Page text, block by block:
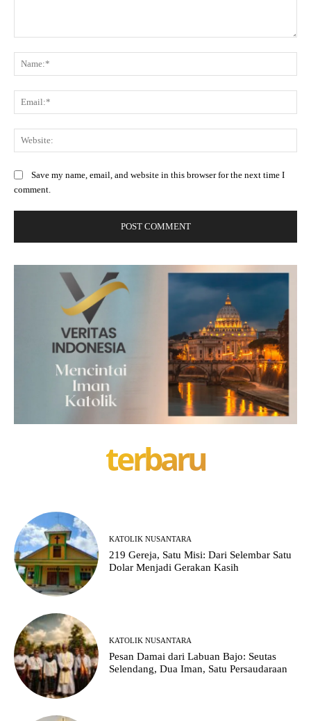
Save my name, email, and website in this browser for the next time I
comment.
terbaru
KATOLIK NUSANTARA
219 Gereja, Satu Misi: Dari Selembar Satu
Dolar Menjadi Gerakan Kasih
KATOLIK NUSANTARA
Pesan Damai dari Labuan Bajo: Seutas
Selendang, Dua Iman, Satu Persaudaraan